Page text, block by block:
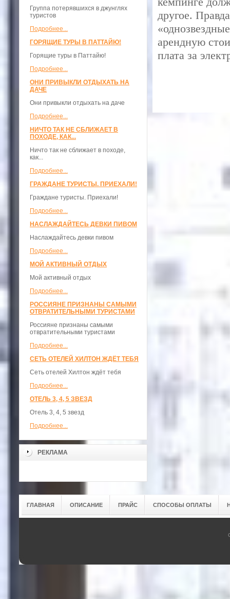
Группа потерявшихся в джунглях
туристов
Подробнее...
ГОРЯЩИЕ ТУРЫ В ПАТТАЙЮ!
Горящие туры в Паттайю!
Подробнее...
ОНИ ПРИВЫКЛИ ОТДЫХАТЬ НА
ДАЧЕ
Они привыкли отдыхать на даче
Подробнее...
НИЧТО ТАК НЕ СБЛИЖАЕТ В
ПОХОДЕ, КАК...
Ничто так не сближает в походе,
как...
Подробнее...
ГРАЖДАНЕ ТУРИСТЫ. ПРИЕХАЛИ!
Граждане туристы. Приехали!
Подробнее...
НАСЛАЖДАЙТЕСЬ ДЕВКИ ПИВОМ
Наслаждайтесь девки пивом
Подробнее...
МОЙ АКТИВНЫЙ ОТДЫХ
Мой активный отдых
Подробнее...
РОССИЯНЕ ПРИЗНАНЫ САМЫМИ
ОТВРАТИТЕЛЬНЫМИ ТУРИСТАМИ
Россияне признаны самыми
отвратительными туристами
Подробнее...
СЕТЬ ОТЕЛЕЙ ХИЛТОН ЖДЁТ ТЕБЯ
Сеть отелей Хилтон ждёт тебя
Подробнее...
ОТЕЛЬ 3, 4, 5 ЗВЕЗД
Отель 3, 4, 5 звезд
Подробнее...
РЕКЛАМА
другое.
арендную
плата за
ГЛАВНАЯ ОПИСАНИЕ ПРАЙС СПОСОБЫ ОПЛАТЫ